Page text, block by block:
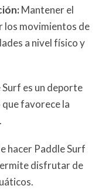
Mantener el
los movimientos de
a nivel físico y
Surf es un deporte
que favorece la
hacer Paddle Surf
disfrutar de